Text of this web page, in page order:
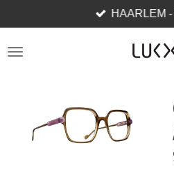
direct
naar
HAARLEM